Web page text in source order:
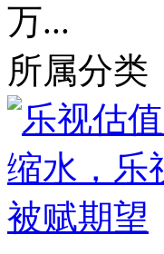
万...
所属分类